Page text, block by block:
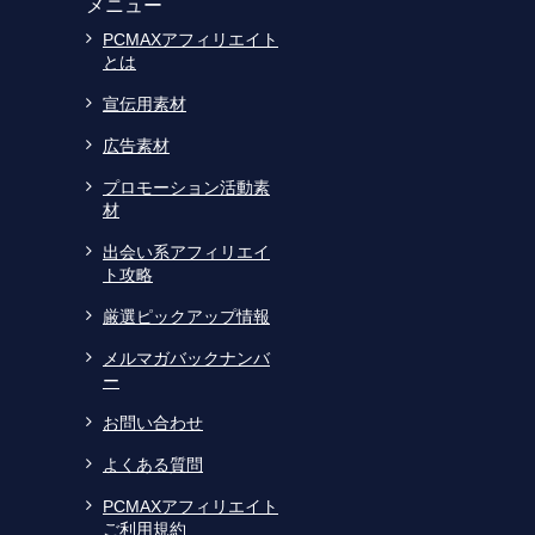
メニュー
PCMAXアフィリエイト
とは
宣伝用素材
広告素材
プロモーション活動素
材
出会い系アフィリエイ
ト攻略
厳選ピックアップ情報
メルマガバックナンバ
ー
お問い合わせ
よくある質問
PCMAXアフィリエイト
ご利用規約